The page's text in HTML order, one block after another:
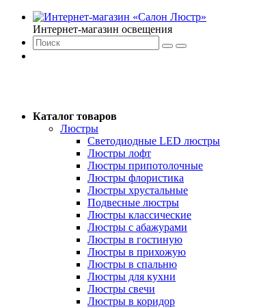
Интернет-магазин освещения
Каталог товаров
Люстры
Светодиодные LED люстры
Люстры лофт
Люстры припотолочные
Люстры флористика
Люстры хрустальные
Подвесные люстры
Люстры классические
Люстры с абажурами
Люстры в гостиную
Люстры в прихожую
Люстры в спальню
Люстры для кухни
Люстры свечи
Люстры в коридор